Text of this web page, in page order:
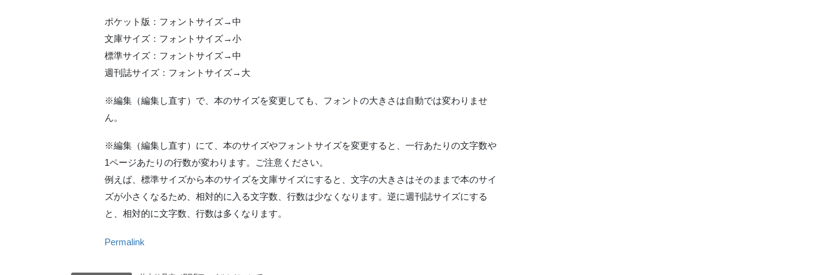
ポケット版：フォントサイズ→中
文庫サイズ：フォントサイズ→小
標準サイズ：フォントサイズ→中
週刊誌サイズ：フォントサイズ→大
※編集（編集し直す）で、本のサイズを変更しても、フォントの大きさは自動では変わりませ
ん。
※編集（編集し直す）にて、本のサイズやフォントサイズを変更すると、一行あたりの文字数や
1ページあたりの行数が変わります。ご注意ください。
例えば、標準サイズから本のサイズを文庫サイズにすると、文字の大きさはそのままで本のサイ
ズが小さくなるため、相対的に入る文字数、行数は少なくなります。逆に週刊誌サイズにする
と、相対的に文字数、行数は多くなります。
Permalink